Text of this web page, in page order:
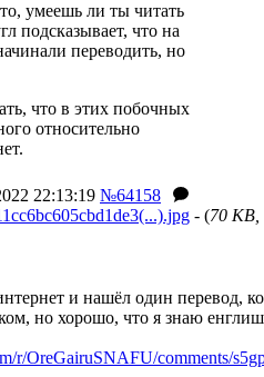
умеешь ли ты читать
подсказывает, что на
переводить, но
что в этих побочных
относительно
22:13:19 №64158
- (70 KB,
и нашёл один перевод,
но хорошо, что я знаю
r/OreGairuSNAFU/comments/